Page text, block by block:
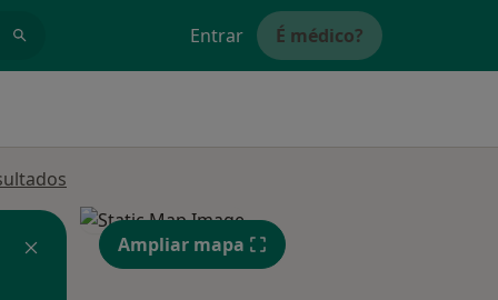
Entrar É médico?
Ampliar mapa